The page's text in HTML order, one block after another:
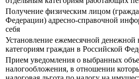
Получение физическим лицом
Федерации) адресно-справочной
себя
Установление ежемесячной
категориям граждан в Российской
Прием уведомления о выбранных
налогообложения, в отношении